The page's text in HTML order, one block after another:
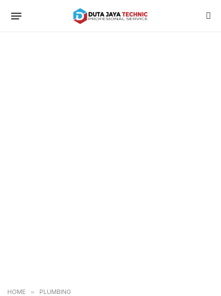
HOME » PLUMBING